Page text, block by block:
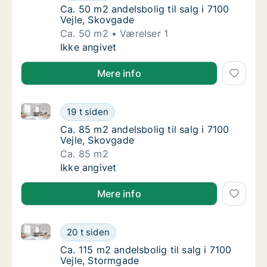
Ca. 50 m2 andelsbolig til salg i 7100 Vejle,
Ca. 50 m2 andelsbolig til salg i 7100
Vejle, Skovgade
Ca. 50 m2
Værelser 1
Ca. 50 m2 andelsbolig til salg i 7100 Vejle,
Ikke angivet
Mere info
Ca. 85 m2 andelsbolig til salg i 7100 Vejle,
19 t siden
Ca. 85 m2 andelsbolig til salg i 7100 Vejle, Skovgade
Ca. 85 m2 andelsbolig til salg i 7100 Vejle,
Ca. 85 m2 andelsbolig til salg i 7100
Vejle, Skovgade
Ca. 85 m2
Ca. 85 m2 andelsbolig til salg i 7100 Vejle,
Ikke angivet
Mere info
Ca. 115 m2 andelsbolig til salg i 7100 Vejle,
20 t siden
Ca. 115 m2 andelsbolig til salg i 7100 Vejle,
Ca. 115 m2 andelsbolig til salg i 7100 Vejle,
Ca. 115 m2 andelsbolig til salg i 7100
Vejle, Stormgade